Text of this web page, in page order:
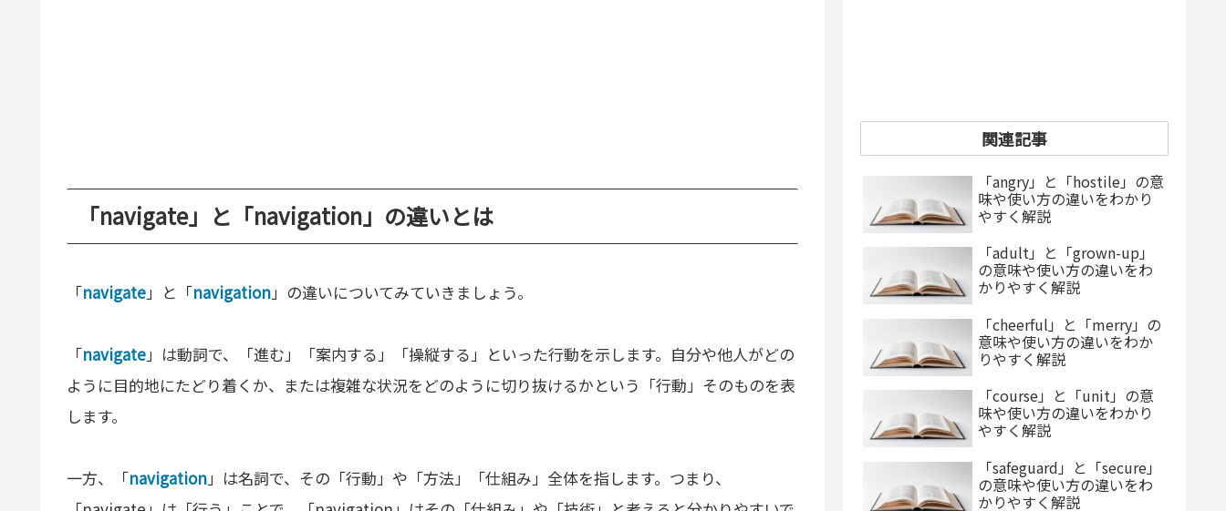
「navigate」と「navigation」の違いとは
「navigate」と「navigation」の違いについてみていきましょう。
「navigate」は動詞で、「進む」「案内する」「操縦する」といった行動を示します。自分や他人がどの
ように目的地にたどり着くか、または複雑な状況をどのように切り抜けるかという「行動」そのものを表
します。
一方、「navigation」は名詞で、その「行動」や「方法」「仕組み」全体を指します。つまり、
関連記事
「angry」と「hostile」の意
味や使い方の違いをわかり
やすく解説
「adult」と「grown-up」
の意味や使い方の違いをわ
かりやすく解説
「cheerful」と「merry」の
意味や使い方の違いをわか
りやすく解説
「course」と「unit」の意
味や使い方の違いをわかり
やすく解説
「safeguard」と「secure」
の意味や使い方の違いをわ
かりやすく解説